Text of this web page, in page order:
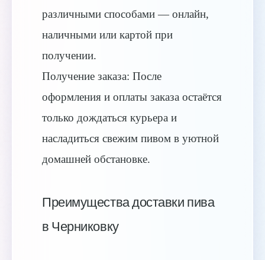
различными способами — онлайн,
наличными или картой при
получении.
Получение заказа: После
оформления и оплаты заказа остаётся
только дождаться курьера и
насладиться свежим пивом в уютной
домашней обстановке.
Преимущества доставки пива
в Черниковку